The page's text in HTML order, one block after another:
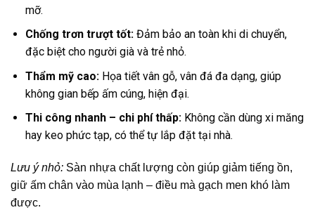
mỡ.
Chống trơn trượt tốt:Đảm bảo an toàn khi di chuyển,
đặc biệt cho người già và trẻ nhỏ.
Thẩm mỹ cao:Họa tiết vân gỗ, vân đá đa dạng, giúp
không gian bếp ấm cúng, hiện đại.
Thi công nhanh – chi phí thấp:Không cần dùng xi măng
hay keo phức tạp, có thể tự lắp đặt tại nhà.
Lưu ý nhỏ: Sàn nhựa chất lượng còn giúp giảm tiếng ồn,
giữ ấm chân vào mùa lạnh – điều mà gạch men khó làm
được.